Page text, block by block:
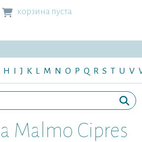
корзина пуста
H I J K L M N O P Q R S T U V
Malmo Cipres